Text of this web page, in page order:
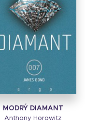
MODRÝ DIAMANT
Anthony Horowitz